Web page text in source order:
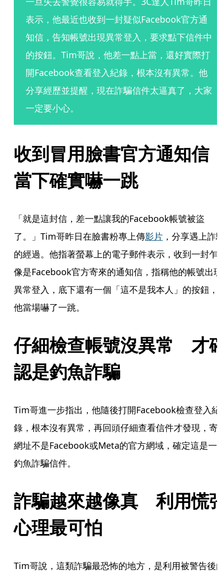
表示，他最近也收到一封疑似Facebook官方通
知信，告知帳號出現異常登入，要求點下信件中
的按鈕。Tim哥說，他差一點上當，還好實際打
開Facebook查看登入紀錄，根本沒有異常。他
分享經歷並提醒，現在詐騙信件太逼真了，大家
一定要小心。
收到冒用臉書官方通知
當下確實嚇一跳
「就是這封信，差一點讓我的Facebook帳號被盜
了。」Tim哥昨日在臉書粉專上傳影片 ，分享遇上詐
的經過。他指著螢幕上的電子郵件表示，收到一封乍
像是Facebook官方寄來的通知信，指稱他的帳號出
異常登入，底下還有一個「這不是我本人」的按鈕，
他當場嚇了一跳。
仔細檢查帳號沒異常　才
認是釣魚詐騙
Tim哥進一步指出，他隨後打開Facebook檢查登入紀
錄，根本沒有異常，再回頭仔細查看信件才發現，寄
網址不是Facebook或Meta的官方網域，確定這是一
釣魚詐騙信件。
詐騙越來越像真　利用慌
心理最可怕
Tim哥說，這類詐騙最恐怖的地方，是利用被警告後